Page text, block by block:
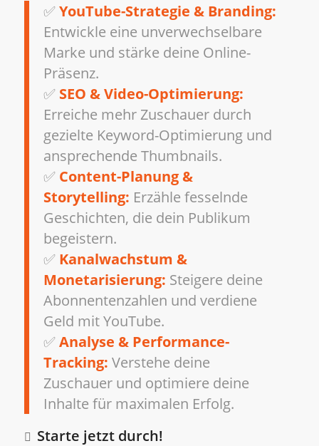
✅YouTube-Strategie & Branding:
Entwickle eine unverwechselbare
Marke und stärke deine Online-
Präsenz.
✅ SEO & Video-Optimierung:
Erreiche mehr Zuschauer durch
gezielte Keyword-Optimierung und
ansprechende Thumbnails.
✅ Content-Planung &
Storytelling: Erzähle fesselnde
Geschichten, die dein Publikum
begeistern.
✅ Kanalwachstum &
Monetarisierung: Steigere deine
Abonnentenzahlen und verdiene
Geld mit YouTube.
✅Analyse & Performance-
Tracking: Verstehe deine
Zuschauer und optimiere deine
Inhalte für maximalen Erfolg.
Starte jetzt durch!